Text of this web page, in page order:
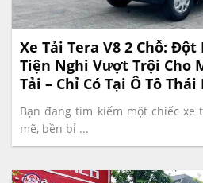
Xe Tải Tera V8 2 Chỗ:
Tiện Nghi Vượt Trội Cho
Tải – Chỉ Có Tại Ô Tô Thái
Bạn đang tìm kiếm một chiếc xe
mẽ, bền bỉ ...